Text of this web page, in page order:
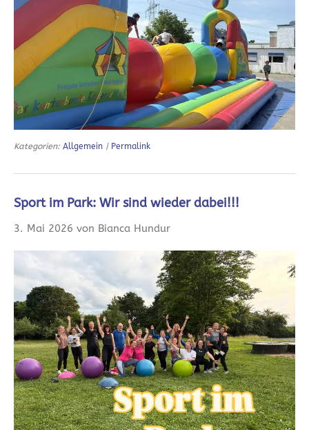
Kategorien: Allgemein | Permalink
Sport im Park: Wir sind wieder dabei!!!
3. Mai 2026 von Bianca Hundur